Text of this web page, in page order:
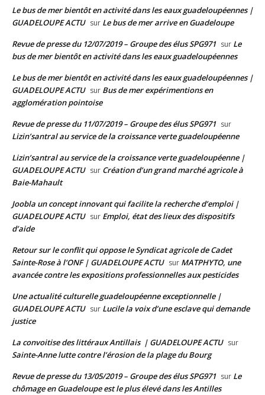
Le bus de mer bientôt en activité dans les eaux guadeloupéennes |
GUADELOUPE ACTU sur Le bus de mer arrive en Guadeloupe
Revue de presse du 12/07/2019 – Groupe des élus SPG971 sur Le
bus de mer bientôt en activité dans les eaux guadeloupéennes
Le bus de mer bientôt en activité dans les eaux guadeloupéennes |
GUADELOUPE ACTU sur Bus de mer expérimentions en
agglomération pointoise
Revue de presse du 11/07/2019 – Groupe des élus SPG971 sur
Lizin’santral au service de la croissance verte guadeloupéenne
Lizin’santral au service de la croissance verte guadeloupéenne |
GUADELOUPE ACTU sur Création d’un grand marché agricole à
Baie-Mahault
Joobla un concept innovant qui facilite la recherche d’emploi |
GUADELOUPE ACTU sur Emploi, état des lieux des dispositifs
d’aide
Retour sur le conflit qui oppose le Syndicat agricole de Cadet
Sainte-Rose à l’ONF | GUADELOUPE ACTU sur MATPHYTO, une
avancée contre les expositions professionnelles aux pesticides
Une actualité culturelle guadeloupéenne exceptionnelle |
GUADELOUPE ACTU sur Lucile la voix d’une esclave qui demande
justice
La convoitise des littéraux Antillais | GUADELOUPE ACTU sur
Sainte-Anne lutte contre l’érosion de la plage du Bourg
Revue de presse du 13/05/2019 – Groupe des élus SPG971 sur Le
chômage en Guadeloupe est le plus élevé dans les Antilles